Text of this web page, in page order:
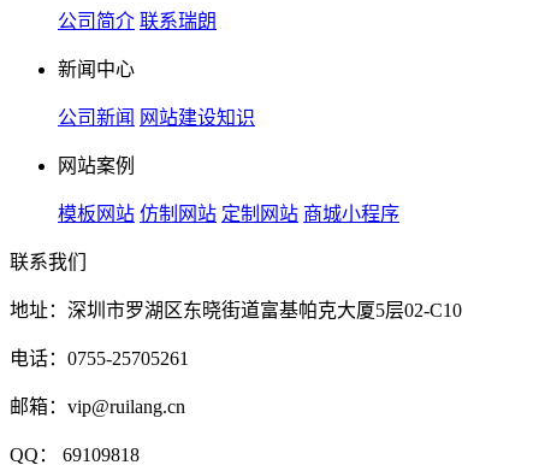
公司简介 联系瑞朗
新闻中心
公司新闻 网站建设知识
网站案例
模板网站 仿制网站 定制网站 商城小程序
联系我们
地址：深圳市罗湖区东晓街道富基帕克大厦5层02-C10
电话：0755-25705261
邮箱：vip@ruilang.cn
QQ： 69109818